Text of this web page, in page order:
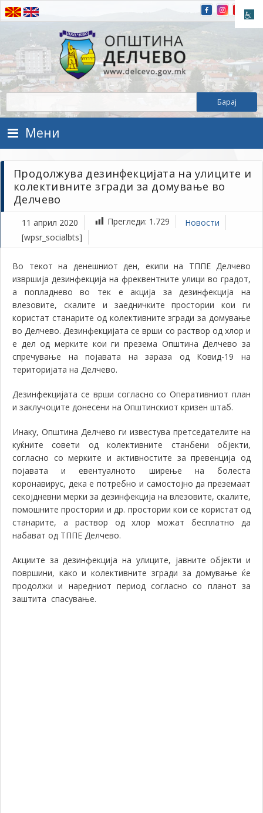
Прескокнете на содржината
Општина Делчево
Општина Делчево
Мени
Продолжува дезинфекцијата на улиците и
колективните згради за домување во
Делчево
11 април 2020 Прегледи: 1.729
Новости
[wpsr_socialbts]
Во текот на денешниот ден, екипи на ТППЕ Делчево
извршија дезинфекција на фреквентните улици во градот,
а попладнево во тек е акција за дезинфекција на
влезовите, скалите и заедничките простории кои ги
користат станарите од колективните згради за домување
во Делчево. Дезинфекцијата се врши со раствор од хлор и
е дел од мерките кои ги презема Општина Делчево за
спречување на појавата на зараза од Ковид-19 на
територијата на Делчево.
Дезинфекцијата се врши согласно со Оперативниот план
и заклучоците донесени на Општинскиот кризен штаб.
Инаку, Општина Делчево ги известува претседателите на
куќните совети од колективните станбени објекти,
согласно со мерките и активностите за превенција од
појавата и евентуалното ширење на болеста
коронавирус, дека е потребно и самостојно да преземаат
секојдневни мерки за дезинфекција на влезовите, скалите,
помошните простории и др. простории кои се користат од
станарите, а раствор од хлор можат бесплатно да
набават од ТППЕ Делчево.
Акциите за дезинфекција на улиците, јавните објекти и
површини, како и колективните згради за домување ќе
продолжи и наредниот период согласно со планот за
заштита спасување.